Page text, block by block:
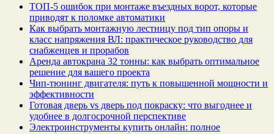
ТОП-5 ошибок при монтаже въездных ворот, которые
приводят к поломке автоматики
Как выбрать монтажную лестницу под тип опоры и
класс напряжения ВЛ: практическое руководство для
снабженцев и прорабов
Аренда автокрана 32 тонны: как выбрать оптимальное
решение для вашего проекта
Чип‑тюнинг двигателя: путь к повышенной мощности и
эффективности
Готовая дверь vs дверь под покраску: что выгоднее и
удобнее в долгосрочной перспективе
Электроинструменты купить онлайн: полное